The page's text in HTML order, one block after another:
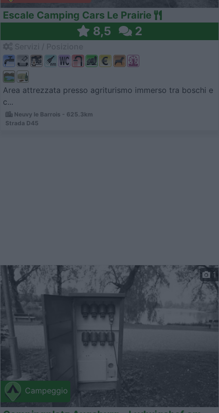
Escale Camping Cars Le Prairie
8,5 2
Area attrezzata presso agriturismo immerso tra boschi e
c...
Neuvy le Barrois - 625.3km
Strada D45
Campeggio
1